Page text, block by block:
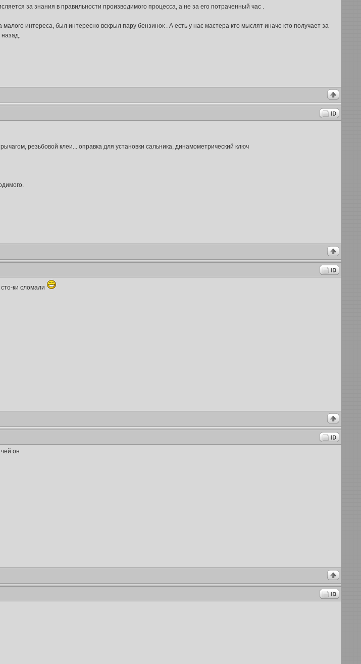
за знания в правильности производимого процесса, а не за его потраченный час .
интереса, был интересно вскрыл пару бензинок . А есть у нас мастера кто мыслят иначе кто получает за
назад.
резьбовой клеи... оправка для установки сальника, динамометрический ключ
ки сломали
он